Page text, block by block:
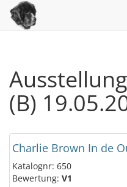
(B)
Charlie Brown In de
Katalognr: 650
Bewertung: V1